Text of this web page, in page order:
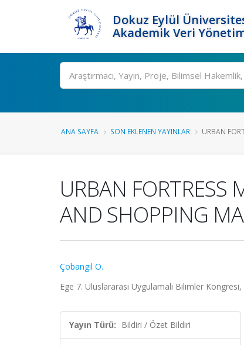
Dokuz Eylül
Akademik Veri
Ara
ANA SAYFA SON EKLENEN YAYINLAR URBAN
URBAN FORTRESS
AND SHOPPING
Çobangil O.
Ege 7. Uluslararası Uygulamalı Bilimler
Yayın Türü: Bildiri / Özet Bildiri